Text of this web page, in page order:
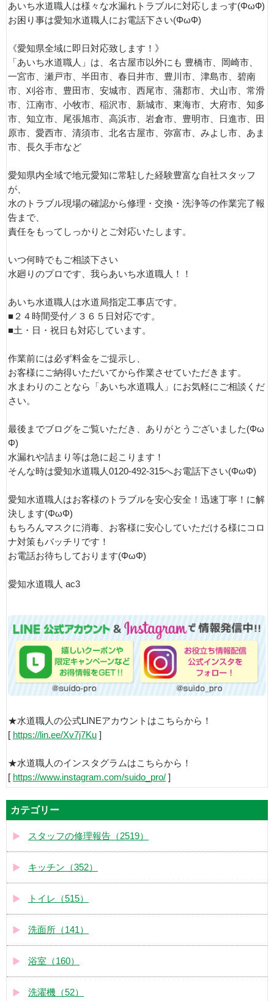
あいち水道職人は様々な水漏れトラブルに対応しまっす(ΦωФ)
お困り事は愛知水道職人にお電話下さい(ΦωΦ)
《愛知県全域に即日対応致します！》
「あいち水道職人」は、名古屋市以外にも 豊橋市、岡崎市、
一宮市、瀬戸市、半田市、春日井市、豊川市、津島市、碧南
市、刈谷市、豊田市、安城市、西尾市、蒲郡市、犬山市、常滑
市、江南市、小牧市、稲沢市、新城市、東海市、大府市、知多
市、知立市、尾張旭市、高浜市、岩倉市、豊明市、日進市、田
原市、愛西市、清須市、北名古屋市、弥富市、みよし市、あま
市、長久手市など
愛知県内全域で地元愛知に常駐した経験豊富な自社スタッフ
が、
水のトラブル現場の確認から修理・交換・洗浄等の作業完了報
告まで、
責任をもってしっかりとご対応いたします。
いつ何時でもご相談下さい
水廻りのプロです、我らあいち水道職人！！
あいち水道職人は水道局指定工事店です。
■２４時間受付／３６５日対応です。
■土・日・祝日も対応しています。
作業前には必ず料金をご提示し、
お客様にご納得いただいてから作業させていただきます。
水まわりのことなら「あいち水道職人」にお気軽にご相談くだ
さい。
最後までブログをご覧いただき、ありがとうございました(Φω
Φ)
水漏れや詰まり等は急に起こります！
そんな時は愛知水道職人0120-492-315へお電話下さい(ΦωΦ)
愛知水道職人はお客様のトラブルを安心安全！迅速丁寧！に解
決します(ΦωΦ)
もちろんマスクに消毒、お客様に安心していただける様にコロ
ナ対策もバッチリです！
お電話お待ちしております(ΦωΦ)
愛知水道職人 ac3
★水道職人の公式LINEアカウントはこちらから！
[ https://lin.ee/Xv7j7Ku ]
★水道職人のインスタグラムはこちらから！
[ https://www.instagram.com/suido_pro/ ]
カテゴリー
スタッフの修理報告（2519）
キッチン（352）
トイレ（515）
洗面所（141）
浴室（160）
洗濯機（52）